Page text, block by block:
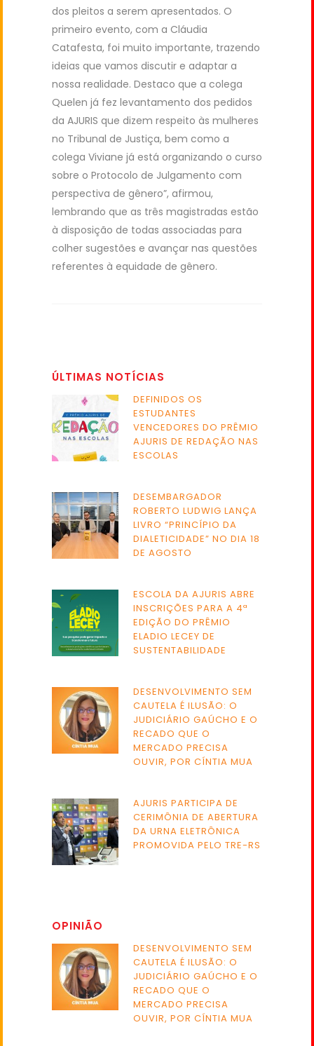
dos pleitos a serem apresentados. O
primeiro evento, com a Cláudia
Catafesta, foi muito importante, trazendo
ideias que vamos discutir e adaptar a
nossa realidade. Destaco que a colega
Quelen já fez levantamento dos pedidos
da AJURIS que dizem respeito às mulheres
no Tribunal de Justiça, bem como a
colega Viviane já está organizando o curso
sobre o Protocolo de Julgamento com
perspectiva de gênero”, afirmou,
lembrando que as três magistradas estão
à disposição de todas associadas para
colher sugestões e avançar nas questões
referentes à equidade de gênero.
ÚLTIMAS NOTÍCIAS
DEFINIDOS OS
ESTUDANTES
VENCEDORES DO PRÊMIO
AJURIS DE REDAÇÃO NAS
ESCOLAS
DESEMBARGADOR
ROBERTO LUDWIG LANÇA
LIVRO “PRINCÍPIO DA
DIALETICIDADE” NO DIA 18
DE AGOSTO
ESCOLA DA AJURIS ABRE
INSCRIÇÕES PARA A 4ª
EDIÇÃO DO PRÊMIO
ELADIO LECEY DE
SUSTENTABILIDADE
DESENVOLVIMENTO SEM
CAUTELA É ILUSÃO: O
JUDICIÁRIO GAÚCHO E O
RECADO QUE O
MERCADO PRECISA
OUVIR, POR CÍNTIA MUA
AJURIS PARTICIPA DE
CERIMÔNIA DE ABERTURA
DA URNA ELETRÔNICA
PROMOVIDA PELO TRE-RS
OPINIÃO
DESENVOLVIMENTO SEM
CAUTELA É ILUSÃO: O
JUDICIÁRIO GAÚCHO E O
RECADO QUE O
MERCADO PRECISA
OUVIR, POR CÍNTIA MUA